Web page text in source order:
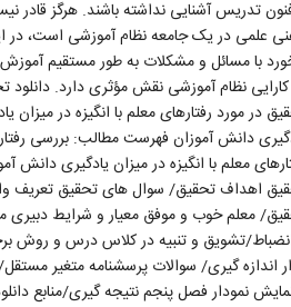
تدریس آشنایی نداشته باشند. هرگز قادر
علمی در یک جامعه نظام آموزشی است، در
با مسائل و مشکلات به طور مستقیم
نظام آموزشی نقش مؤثری دارد. دانلود
در مورد رفتارهای معلم با انگیزه در میزان
دانش آموزان فهرست مطالب: بررسی
معلم با انگیزه در میزان یادگیری
اهداف تحقیق/ سوال های تحقیق تعریف
معلم خوب و موفق معیار و شرایط
تشویق و تنبیه در کلاس درس و روش
اندازه گیری/ سوالات پرسشنامه متغیر
نمودار فصل پنجم نتیجه گیری/منابع